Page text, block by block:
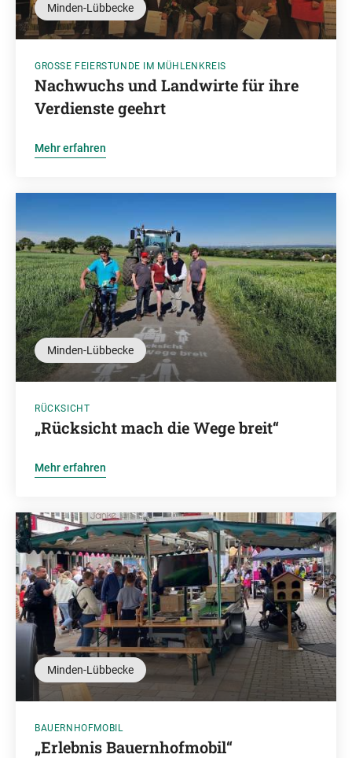
Minden-Lübbecke
GROSSE FEIERSTUNDE IM MÜHLENKREIS
Nachwuchs und Landwirte für ihre
Verdienste geehrt
Mehr erfahren
Minden-Lübbecke
RÜCKSICHT
„Rücksicht mach die Wege breit“
Mehr erfahren
Minden-Lübbecke
BAUERNHOFMOBIL
„Erlebnis Bauernhofmobil“